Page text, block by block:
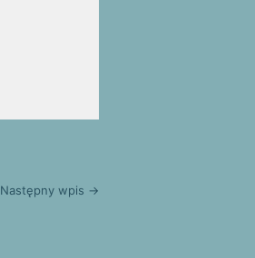
Następny wpis →